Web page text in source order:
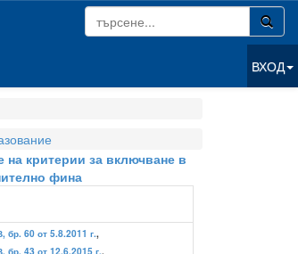
ВХОД
критерии за включване в
фина
бр. 60 от 5.8.2011 г.,
бр. 43 от 12.6.2015 г.,